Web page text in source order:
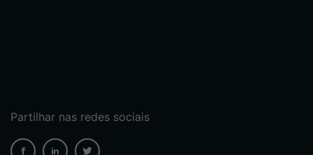
Partilhar nas redes sociais